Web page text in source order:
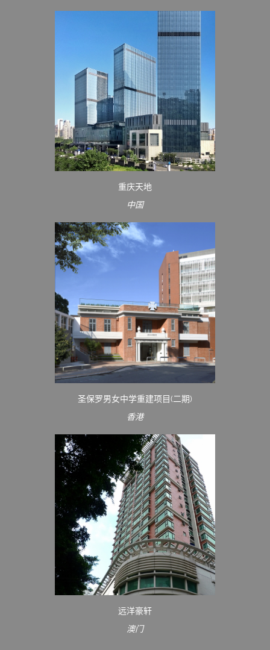
重庆天地
中国
圣保罗男女中学重建项目(二期)
香港
远洋豪轩
澳门